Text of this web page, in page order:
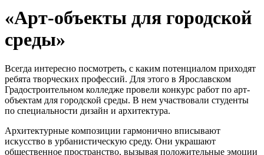
«Арт-объекты для городской
среды»
Всегда интересно посмотреть, с каким потенциалом приходят
ребята творческих профессий. Для этого в Ярославском
Градостроительном колледже провели конкурс работ по арт-
объектам для городской среды. В нем участвовали студенты
по специальности дизайн и архитектура.
Архитектурные композиции гармонично вписывают
искусство в урбанистическую среду. Они украшают
общественное пространство, вызывая положительные эмоции